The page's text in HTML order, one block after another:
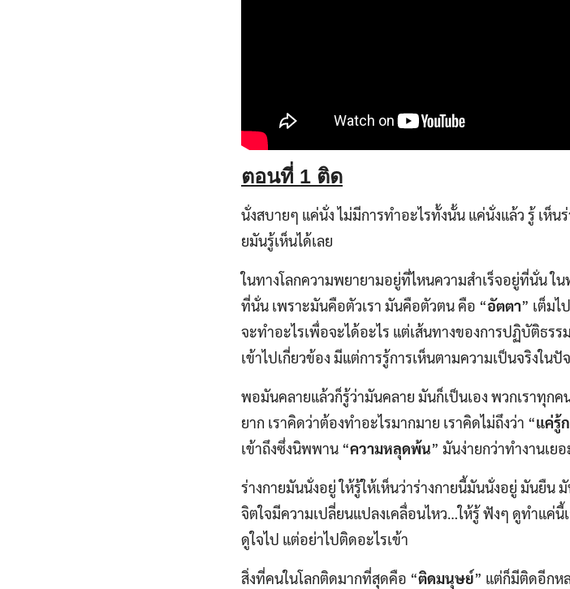
ตอนที่ 1 ติด
นั่งสบายๆ แค่นั่ง ไม่มีการทำอะไรทั้งนั้น แค่นั่งแล้ว รู้ เห็น
ยมันรู้เห็นได้เลย
ในทางโลกความพยายามอยู่ที่ไหนความสำเร็จอยู่ที่นั่น
ที่นั่น เพราะมันคือตัวเรา มันคือตัวตน คือ “อัตตา” เต็ม
จะทำอะไรเพื่อจะได้อะไร แต่เส้นทางของการปฏิบัติธรร
เข้าไปเกี่ยวข้อง มีแต่การรู้การเห็นตามความเป็นจริงใ
พอมันคลายแล้วก็รู้ว่ามันคลาย มันก็เป็นเอง พวกเราทุกค
ยาก เราคิดว่าต้องทำอะไรมากมาย เราคิดไม่ถึงว่า “แค่รู้
เข้าถึงซึ่งนิพพาน “ความหลุดพ้น” มันง่ายกว่าทำงานเยอ
ร่างกายมันนั่งอยู่ ให้รู้ให้เห็นว่าร่างกายนี้มันนั่งอยู่ มันยืน
จิตใจมีความเปลี่ยนแปลงเคลื่อนไหว…ให้รู้ ฟังๆ ดูทำแค่
ดูใจไป แต่อย่าไปติดอะไรเข้า
สิ่งที่คนในโลกติดมากที่สุดคือ “ติดมนุษย์” แต่ก็มีติดอีกห